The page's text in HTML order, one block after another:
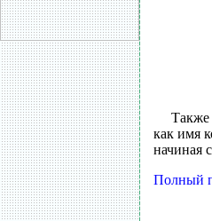
Также
как имя
начиная
Полный